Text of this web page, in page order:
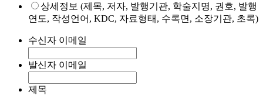
상세정보 (제목, 저자, 발행기관, 학술지명, 권호, 발행
연도, 작성언어, KDC, 자료형태, 수록면, 소장기관, 초록)
수신자 이메일
발신자 이메일
제목